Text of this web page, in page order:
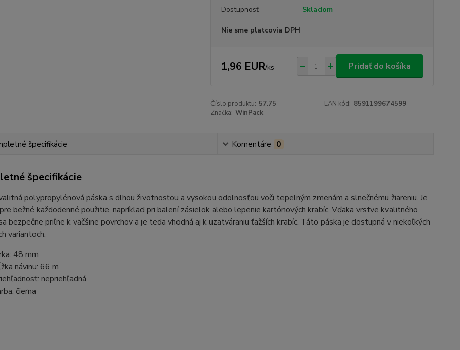
Dostupnosť Skladom
Nie sme platcovia DPH
1,96 EUR/ks Pridať do košíka
Číslo produktu: 57.75 EAN kód: 8591199674599
Značka: WinPack
špecifikácie Komentáre 0
špecifikácie
polypropylénová páska s dlhou životnosťou a vysokou odolnosťou voči tepelným zmenám a slnečnému žiareniu. Je
bežné každodenné použitie, napríklad pri balení zásielok alebo lepenie kartónových krabíc. Vďaka vrstve kvalitného
bezpečne priľne k väčšine povrchov a je teda vhodná aj k uzatváraniu ťažších krabíc. Táto páska je dostupná v niekoľkých
variantoch.
48 mm
návinu: 66 m
nepriehľadná
čierna